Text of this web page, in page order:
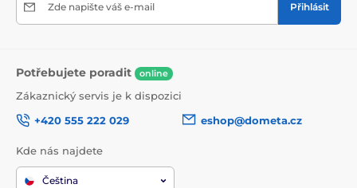
Zde napište váš e-mail Přihlásit
Potřebujete poradit online
Zákaznický servis je k dispozici
+420 555 222 029
eshop@dometa.cz
Kde nás najdete
Čeština